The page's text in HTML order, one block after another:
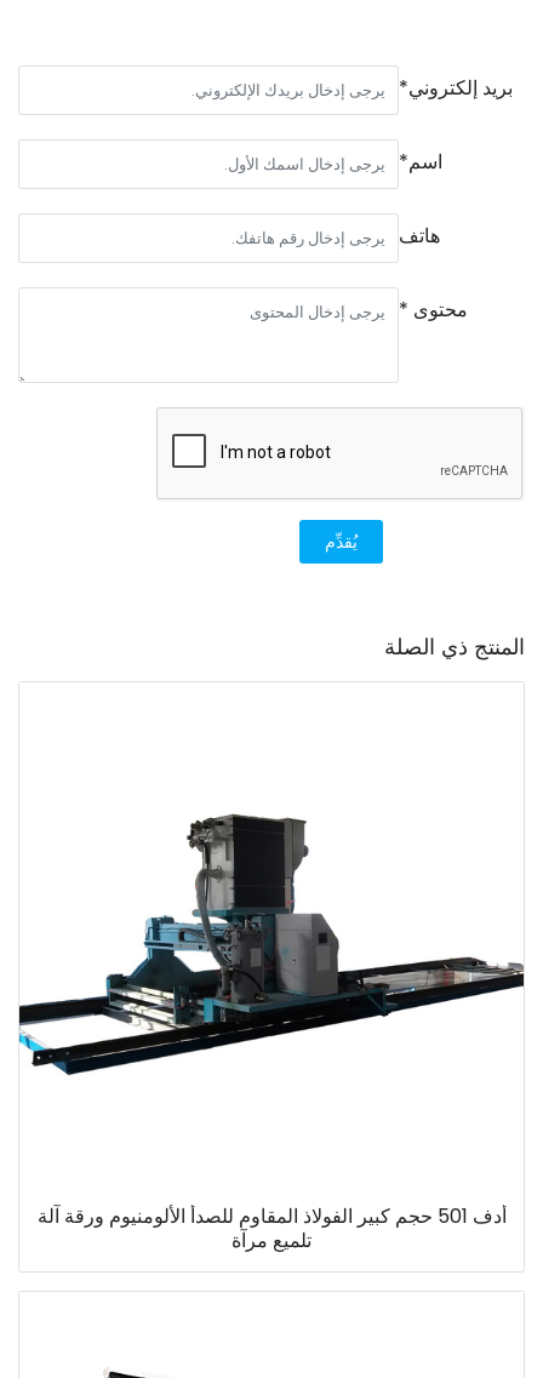
بريد إلكتروني*
اسم*
هاتف
محتوى *
يُقدِّم
المنتج ذي الصلة
أدف 501 حجم كبير الفولاذ المقاوم للصدأ الألومنيوم ورقة آلة
تلميع مرآة